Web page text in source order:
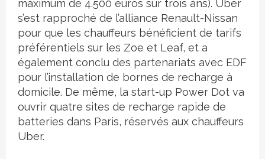
maximum de 4.500 euros sur trois ans). Uber
s’est rapproché de l’alliance Renault-Nissan
pour que les chauffeurs bénéficient de tarifs
préférentiels sur les Zoe et Leaf, et a
également conclu des partenariats avec EDF
pour l’installation de bornes de recharge à
domicile. De même, la start-up Power Dot va
ouvrir quatre sites de recharge rapide de
batteries dans Paris, réservés aux chauffeurs
Uber.